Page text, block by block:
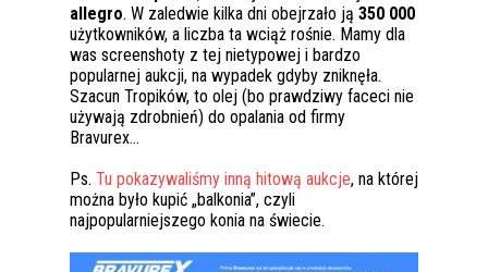
allegro. W zaledwie kilka dni obejrzało ją 350 000
użytkowników, a liczba ta wciąż rośnie. Mamy dla
was screenshoty z tej nietypowej i bardzo
popularnej aukcji, na wypadek gdyby zniknęła.
Szacun Tropików, to olej (bo prawdziwy faceci nie
używają zdrobnień) do opalania od firmy
Bravurex…
Ps. Tu pokazywaliśmy inną hitową aukcje, na której
można było kupić „balkonia”, czyli
najpopularniejszego konia na świecie.